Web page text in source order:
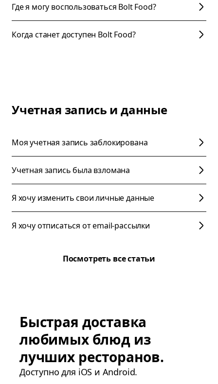
Где я могу воспользоваться Bolt Food?
Когда станет доступен Bolt Food?
Учетная запись и данные
Моя учетная запись заблокирована
Учетная запись была взломана
Я хочу изменить свои личные данные
Я хочу отписаться от email-рассылки
Посмотреть все статьи
Быстрая доставка
любимых блюд из
лучших ресторанов.
Доступно для iOS и Android.